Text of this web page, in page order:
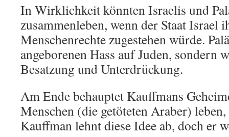
In Wirklichkeit könnten Israelis und
zusammenleben, wenn der Staat Israel
Menschenrechte zugestehen würde.
angeborenen Hass auf Juden, sondern
Besatzung und Unterdrückung.
Am Ende behauptet Kauffmans
Menschen (die getöteten Araber) leben,
Kauffman lehnt diese Idee ab, doch er